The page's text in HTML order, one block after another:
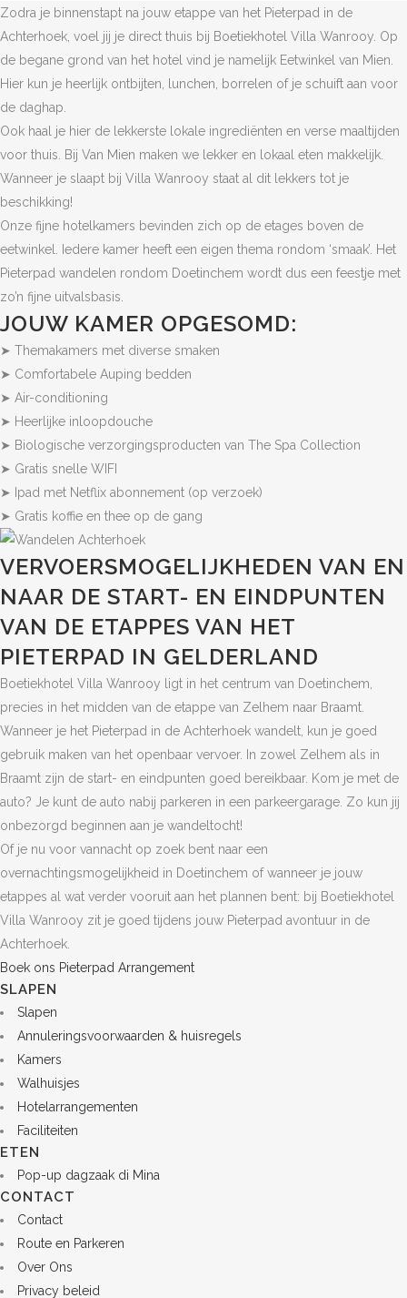
Zodra je binnenstapt na jouw etappe van het Pieterpad in de
Achterhoek, voel jij je direct thuis bij Boetiekhotel Villa Wanrooy. Op
de begane grond van het hotel vind je namelijk Eetwinkel van Mien.
Hier kun je heerlijk ontbijten, lunchen, borrelen of je schuift aan voor
de daghap.
Ook haal je hier de lekkerste lokale ingrediënten en verse maaltijden
voor thuis. Bij Van Mien maken we lekker en lokaal eten makkelijk.
Wanneer je slaapt bij Villa Wanrooy staat al dit lekkers tot je
beschikking!
Onze fijne hotelkamers bevinden zich op de etages boven de
eetwinkel. Iedere kamer heeft een eigen thema rondom ‘smaak’. Het
Pieterpad wandelen rondom Doetinchem wordt dus een feestje met
zo’n fijne uitvalsbasis.
JOUW KAMER OPGESOMD:
➤ Themakamers met diverse smaken
➤ Comfortabele Auping bedden
➤ Air-conditioning
➤ Heerlijke inloopdouche
➤ Biologische verzorgingsproducten van The Spa Collection
➤ Gratis snelle WIFI
➤ Ipad met Netflix abonnement (op verzoek)
➤ Gratis koffie en thee op de gang
VERVOERSMOGELIJKHEDEN VAN EN
NAAR DE START- EN EINDPUNTEN
VAN DE ETAPPES VAN HET
PIETERPAD IN GELDERLAND
Boetiekhotel Villa Wanrooy ligt in het centrum van Doetinchem,
precies in het midden van de etappe van Zelhem naar Braamt.
Wanneer je het Pieterpad in de Achterhoek wandelt, kun je goed
gebruik maken van het openbaar vervoer. In zowel Zelhem als in
Braamt zijn de start- en eindpunten goed bereikbaar. Kom je met de
auto? Je kunt de auto nabij parkeren in een parkeergarage. Zo kun jij
onbezorgd beginnen aan je wandeltocht!
Of je nu voor vannacht op zoek bent naar een
overnachtingsmogelijkheid in Doetinchem of wanneer je jouw
etappes al wat verder vooruit aan het plannen bent: bij Boetiekhotel
Villa Wanrooy zit je goed tijdens jouw Pieterpad avontuur in de
Achterhoek.
Boek ons Pieterpad Arrangement
SLAPEN
Slapen
Annuleringsvoorwaarden & huisregels
Kamers
Walhuisjes
Hotelarrangementen
Faciliteiten
ETEN
Pop-up dagzaak di Mina
CONTACT
Contact
Route en Parkeren
Over Ons
Privacy beleid